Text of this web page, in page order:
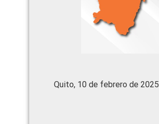
Quito, 10 de febrero de 2025